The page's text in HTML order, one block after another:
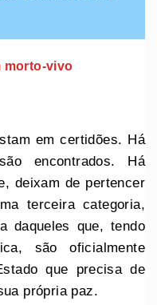
morto-vivo
em certidões. Há
encontrados. Há
deixam de pertencer
terceira categoria,
daqueles que, tendo
são oficialmente
que precisa de
própria paz.